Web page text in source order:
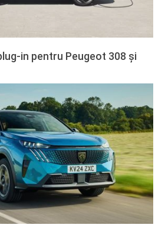
in pentru Peugeot 308 și